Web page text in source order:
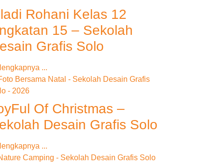
Rohani Kelas 12
15 – Sekolah
Grafis Solo
...
Of Christmas –
Desain Grafis Solo
...